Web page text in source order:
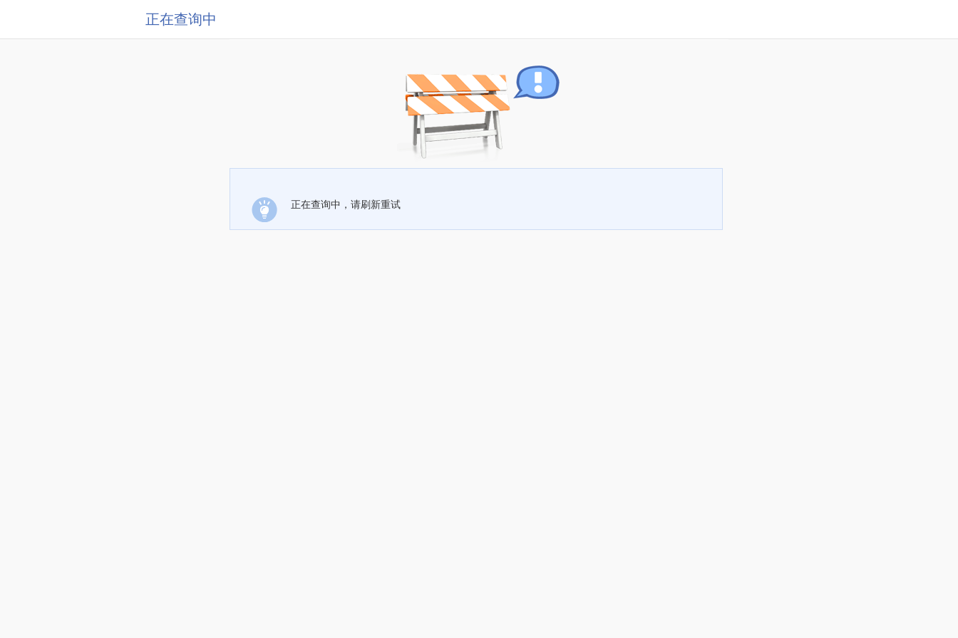
正在查询中
正在查询中，请刷新重试